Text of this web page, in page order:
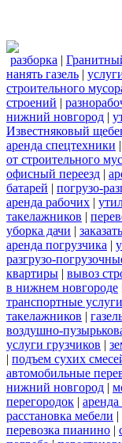
разборка |
нанять газель |
строительного
строений |
нижний новгород |
Известняковый
аренда спецтехники |
от строительного
офисный переезд |
батарей | погрузо-
аренда рабочих |
такелажников |
уборка дачи |
аренда погрузчика |
разгрузо-
квартиры | вывоз
в нижнем новгороде
транспортные услуги
такелажников |
воздушно-
услуги грузчиков |
| подъем сухих
автомобильные
нижний новгород |
перегородок |
расстановка мебели |
перевозка пианино |